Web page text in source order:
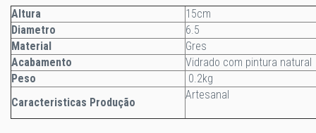
Altura
15cm
Diametro
6.5
Material
Gres
Acabamento
Vidrado com pintura natural
Peso
0.2kg
Caracteristicas Produção
Artesanal